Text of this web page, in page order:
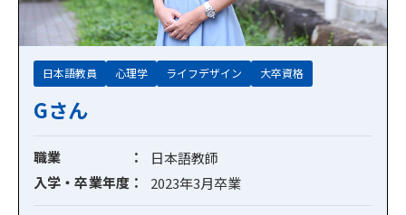
日本語教員 心理学 ライフデザイン 大卒資格
Gさん
職業
日本語教師
入学・卒業年度
2023年3月卒業